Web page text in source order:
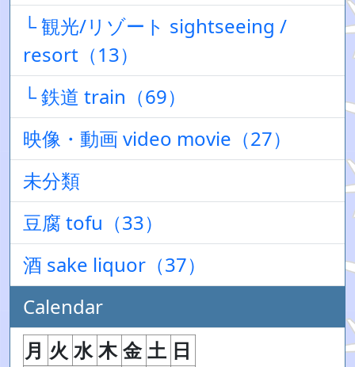
└ 観光/リゾート sightseeing /
resort（13）
└ 鉄道 train（69）
映像・動画 video movie（27）
未分類
豆腐 tofu（33）
酒 sake liquor（37）
Calendar
月 火 水 木 金 土 日